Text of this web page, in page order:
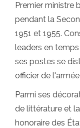
Premier ministre
pendant la
1951 et 1955.
leaders en temps
ses postes se
officier de
Parmi ses
de littérature et
honoraire des